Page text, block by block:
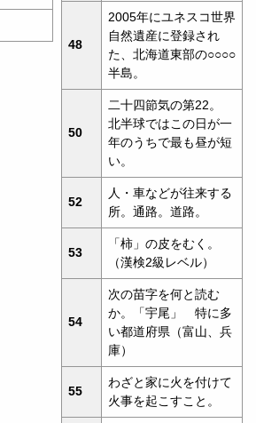
48
2005年にユネスコ世界
自然遺産に登録され
た、北海道東部の○○○○
半島。
50
二十四節気の第22。
北半球ではこの日が一
年のうちで最も昼が短
い。
52
人・車などが往来する
所。通路。道路。
53
「柿」の皮をむく。
（漢検2級レベル）
54
次の苗字を何と読む
か。「宇尾」 特に多
い都道府県（富山、兵
庫）
55
わざと家に火を付けて
火事を起こすこと。